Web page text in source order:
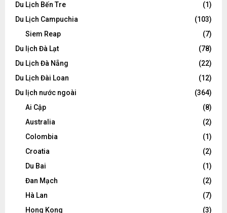
Du Lịch Bến Tre
(1)
Du Lịch Campuchia
(103)
Siem Reap
(7)
Du lịch Đà Lạt
(78)
Du Lịch Đà Nẵng
(22)
Du Lịch Đài Loan
(12)
Du lịch nước ngoài
(364)
Ai Cập
(8)
Australia
(2)
Colombia
(1)
Croatia
(2)
Du Bai
(1)
Đan Mạch
(2)
Hà Lan
(7)
Hong Kong
(3)